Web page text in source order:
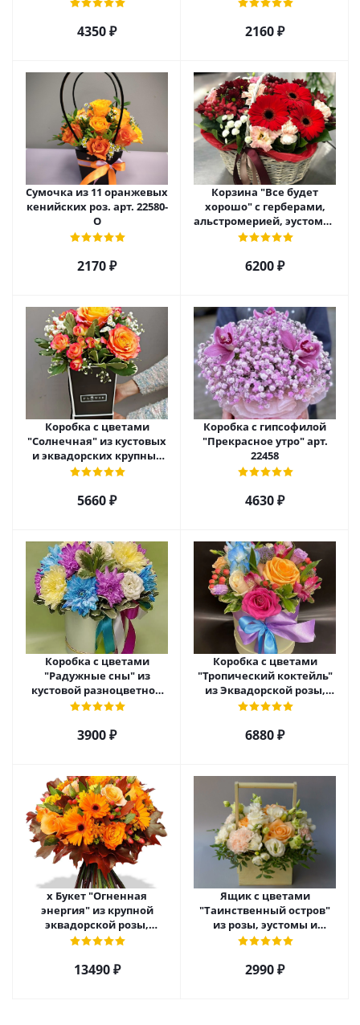
4350 ₽ 2160 ₽
Сумочка из 11 оранжевых
кенийских роз. арт. 22580-
О
2170 ₽
Корзина "Все будет
хорошо" с герберами,
альстромерией, эустомой
и хризантемой арт. 22461
6200 ₽
Коробка с цветами
"Солнечная" из кустовых
и эквадорских крупных
роз с гипсофилой арт.
5660 ₽
Коробка с гипсофилой
"Прекрасное утро" арт.
22458
4630 ₽
Коробка с цветами
"Радужные сны" из
кустовой разноцветной
хризантемы арт. 22457
3900 ₽
Коробка с цветами
"Тропический коктейль"
из Эквадорской розы,
эустомы, альстромерии
6880 ₽
х Букет "Огненная
энергия" из крупной
эквадорской розы,
гиперикума и гермини.
13490 ₽
Ящик с цветами
"Таинственный остров"
из розы, эустомы и
диантуса арт. 7754
2990 ₽